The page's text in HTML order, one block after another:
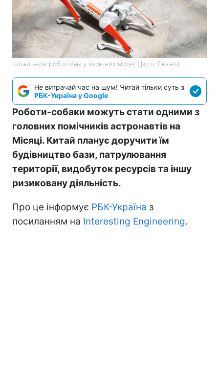
Китай задіє робособак у місячних місіях (фото: Pexels)
Не витрачай час на шум! Читай тільки суть з
РБК-Україна у Google
Роботи-собаки можуть стати одними з
головних помічників астронавтів на
Місяці. Китай планує доручити їм
будівництво бази, патрулювання
території, видобуток ресурсів та іншу
ризиковану діяльність.
Про це інформує РБК-Україна з
посиланням на Interesting Engineering.